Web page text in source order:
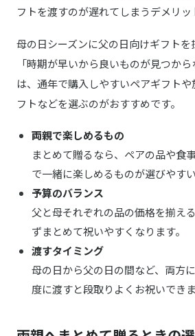
フトを渡すのが遅れてしまうデメリッ
母の日シーズンに父の日向けギフトを
「時期が早いから良いものが見つか
は、通年で購入しやすいペアギフト
フトなどを選ぶのがおすすめです。
両親で楽しめるもの
まとめて贈るなら、ペアの品や食
で一緒に楽しめるものが選びやすい
予算のバランス
父と母それぞれの品の価格を揃え
ずまとめて祝いやすくなります。
渡すタイミング
母の日から父の日の間など、両方
度に渡すと段取りよくお祝いできま